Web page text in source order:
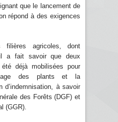
que le lancement de
répond à des exigences
filières agricoles, dont
il a fait savoir que deux
déjà mobilisées pour
des plants et la
d’indemnisation, à savoir
des Forêts (DGF) et
(GGR).